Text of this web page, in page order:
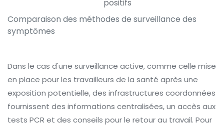
Comparaison des méthodes de surveillance des
symptômes
positifs
Dans le cas d'une surveillance active, comme celle mise
en place pour les travailleurs de la santé après une
exposition potentielle, des infrastructures coordonnées
fournissent des informations centralisées, un accès aux
tests PCR et des conseils pour le retour au travail. Pour